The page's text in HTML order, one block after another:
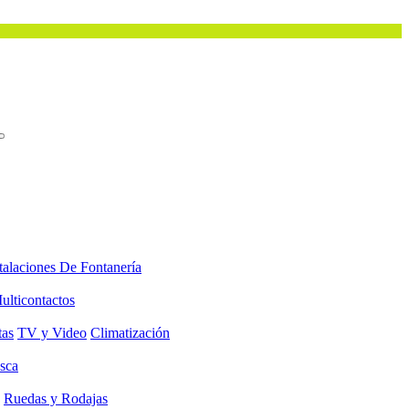
De Fontanería
TV y Video Climatización
Ruedas y Rodajas